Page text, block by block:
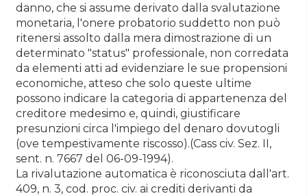
danno, che si assume derivato dalla svalutazione
monetaria, l'onere probatorio suddetto non può
ritenersi assolto dalla mera dimostrazione di un
determinato "status" professionale, non corredata
da elementi atti ad evidenziare le sue propensioni
economiche, atteso che solo queste ultime
possono indicare la categoria di appartenenza del
creditore medesimo e, quindi, giustificare
presunzioni circa l'impiego del denaro dovutogli
(ove tempestivamente riscosso).(Cass civ. Sez. II,
sent. n. 7667 del 06-09-1994).
La rivalutazione automatica è riconosciuta dall'art.
409, n. 3, cod. proc. civ. ai crediti derivanti da